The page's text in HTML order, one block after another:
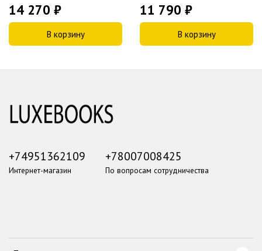
14 270 ₽
В корзину
11 790 ₽
В корзину
+74951362109
Интернет-магазин
+78007008425
По вопросам сотрудничества